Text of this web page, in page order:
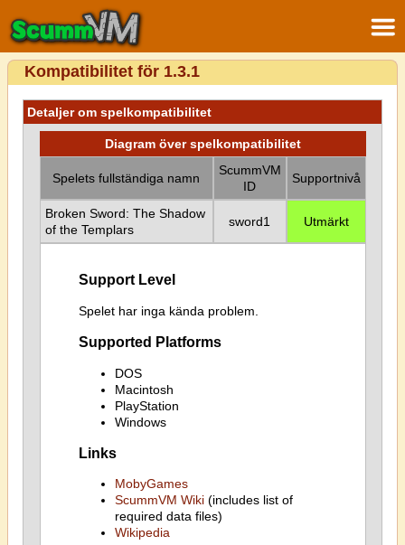
Kompatibilitet för 1.3.1
Detaljer om spelkompatibilitet
Diagram över spelkompatibilitet
Spelets fullständiga namn
ScummVM
ID
Supportnivå
Broken Sword: The Shadow
of the Templars
sword1 Utmärkt
Support Level
Spelet har inga kända problem.
Supported Platforms
DOS
Macintosh
PlayStation
Windows
Links
MobyGames
ScummVM Wiki(includes list of
required data files)
Wikipedia